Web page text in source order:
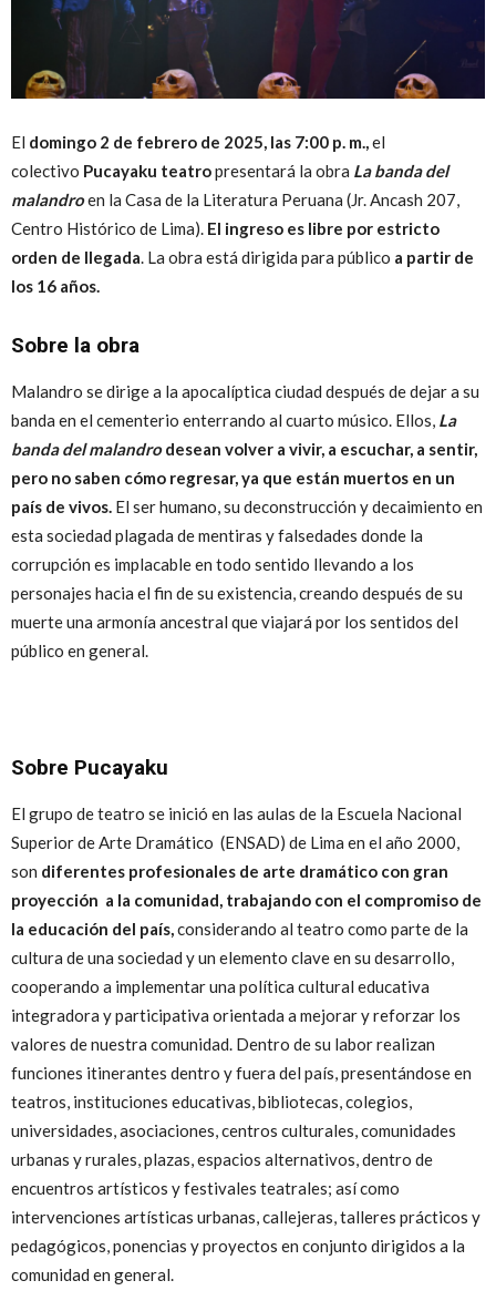
El domingo 2 de febrero de 2025, las 7:00 p. m., el
colectivo Pucayaku teatropresentará la obra La banda del
malandroen la Casa de la Literatura Peruana (Jr. Ancash 207,
Centro Histórico de Lima). El ingreso es libre por estricto
orden de llegada . La obra está dirigida para público a partir de
los 16 años.
Sobre la obra
Malandro se dirige a la apocalíptica ciudad después de dejar a su
banda en el cementerio enterrando al cuarto músico. Ellos, La
banda del malandrodesean volver a vivir, a escuchar, a sentir,
pero no saben cómo regresar, ya que están muertos en un
país de vivos. El ser humano, su deconstrucción y decaimiento en
esta sociedad plagada de mentiras y falsedades donde la
corrupción es implacable en todo sentido llevando a los
personajes hacia el fin de su existencia, creando después de su
muerte una armonía ancestral que viajará por los sentidos del
público en general.
Sobre Pucayaku
El grupo de teatro se inició en las aulas de la Escuela Nacional
Superior de Arte Dramático (ENSAD) de Lima en el año 2000,
son diferentes profesionales de arte dramático con gran
proyección a la comunidad, trabajando con el compromiso de
la educación del país, considerando al teatro como parte de la
cultura de una sociedad y un elemento clave en su desarrollo,
cooperando a implementar una política cultural educativa
integradora y participativa orientada a mejorar y reforzar los
valores de nuestra comunidad. Dentro de su labor realizan
funciones itinerantes dentro y fuera del país, presentándose en
teatros, instituciones educativas, bibliotecas, colegios,
universidades, asociaciones, centros culturales, comunidades
urbanas y rurales, plazas, espacios alternativos, dentro de
encuentros artísticos y festivales teatrales; así como
intervenciones artísticas urbanas, callejeras, talleres prácticos y
pedagógicos, ponencias y proyectos en conjunto dirigidos a la
comunidad en general.